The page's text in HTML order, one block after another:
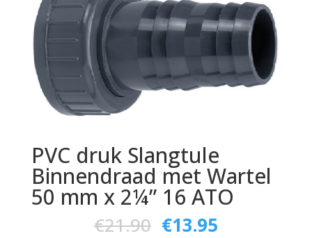
PVC druk Slangtule
Binnendraad met Wartel
50 mm x 2¼” 16 ATO
€21.90 €13.95